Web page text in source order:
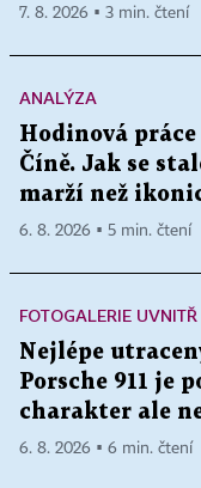
7. 8. 2026 ▪ 3 min. čtení
ANALÝZA
Hodinová
Číně. Jak se
marží než
6. 8. 2026 ▪ 5 min. čtení
FOTOGALERIE UVNITŘ
Nejlépe
Porsche 911 je
charakter ale
6. 8. 2026 ▪ 6 min. čtení